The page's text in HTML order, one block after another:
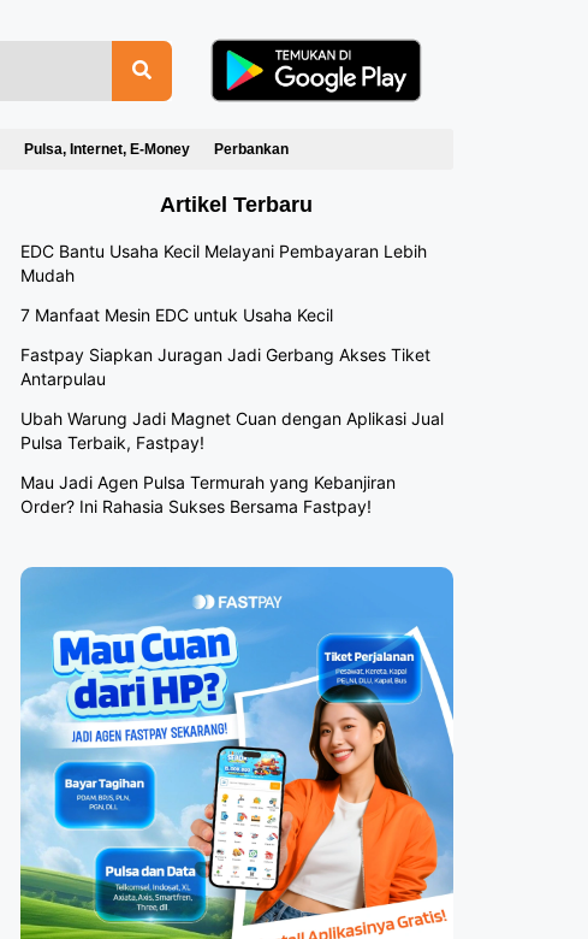
Pulsa, Internet, E-Money Perbankan
Artikel Terbaru
EDC Bantu Usaha Kecil Melayani Pembayaran Lebih
Mudah
7 Manfaat Mesin EDC untuk Usaha Kecil
Fastpay Siapkan Juragan Jadi Gerbang Akses Tiket
Antarpulau
Ubah Warung Jadi Magnet Cuan dengan Aplikasi Jual
Pulsa Terbaik, Fastpay!
Mau Jadi Agen Pulsa Termurah yang Kebanjiran
Order? Ini Rahasia Sukses Bersama Fastpay!